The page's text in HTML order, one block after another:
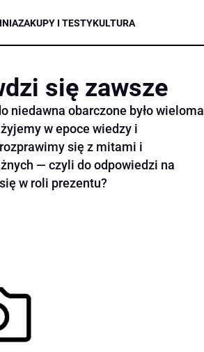
ZAKUPY I TESTYKULTURA
się zawsze
niedawna obarczone było wieloma
w epoce wiedzy i
się z mitami i
— czyli do odpowiedzi na
w roli prezentu?